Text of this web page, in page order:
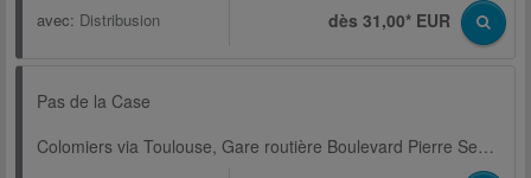
avec: Distribusion dès 31,00* EUR
Pas de la Case
Colomiers via Toulouse, Gare routière Boulevard Pierre Semard